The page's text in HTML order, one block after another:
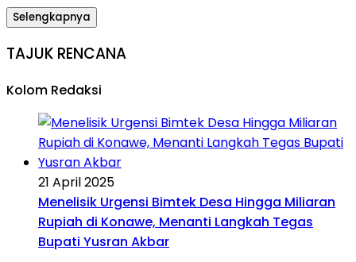
Selengkapnya
TAJUK RENCANA
Kolom Redaksi
21 April 2025
Menelisik Urgensi Bimtek Desa Hingga Miliaran
Rupiah di Konawe, Menanti Langkah Tegas
Bupati Yusran Akbar